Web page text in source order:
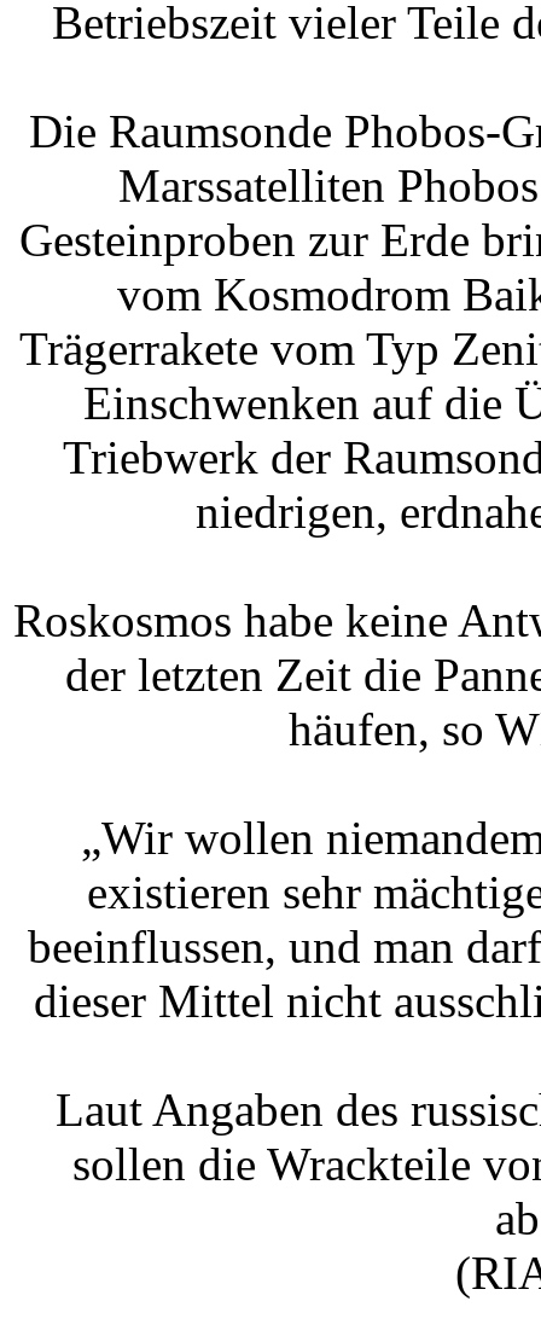
Betriebszeit vieler Teile
Die Raumsonde Phobos-
Marssatelliten
Gesteinproben zur Erde
vom Kosmodrom
Trägerrakete vom Typ
Einschwenken auf die
Triebwerk der
niedrigen,
Roskosmos habe keine
der letzten Zeit die
häufen, so
„Wir wollen
existieren sehr
beeinflussen, und man
dieser Mittel nicht
Laut Angaben des
sollen die Wrackteile